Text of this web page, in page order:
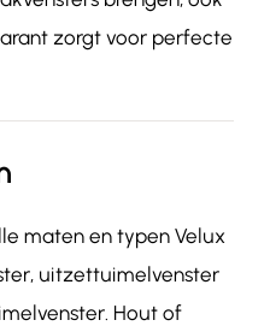
zorgt voor perfecte
maten en typen Velux
uitzettuimelvenster
Hout of